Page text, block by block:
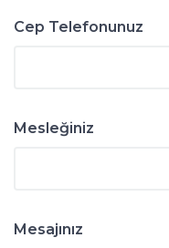
Cep Telefonunuz
Mesleğiniz
Mesajınız